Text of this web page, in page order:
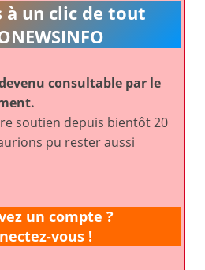
à un clic de tout
consultable par le
soutien depuis bientôt 20
pu rester aussi
un compte ?
vous !